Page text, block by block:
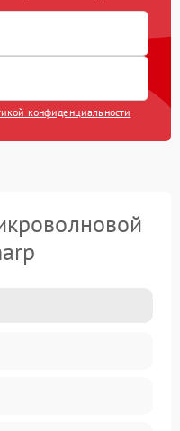
конфиденциальности